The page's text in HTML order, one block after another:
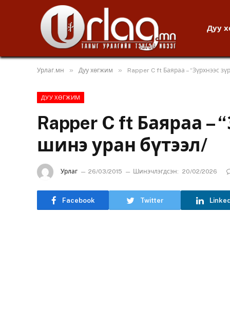
Дуу
Урлаг.мн » Дуу хөгжим » Rapper C ft Баяраа – “Зүрхнээс
ДУУ ХӨГЖИМ
Rapper C ft Баяраа –
шинэ уран бүтээл/
Урлаг 26/03/2015 Шинэчлэгдсэн: 20/02/2026
Facebook Twitter